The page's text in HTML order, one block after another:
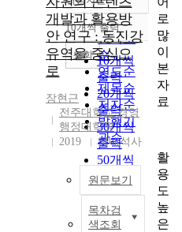
정확도
순
인기도
순
연도순
제목순
저자순
발행기
관순
내림차순
10개씩 출력
10개씩
출력
20개씩
출력
30개씩
출력
50개씩
출력
100개씩
출력
조회
개발과 활용방
안 연구 : 동진강
유역을 중심으
로
장현근
전주대학교 경영
행정대학원
2019
국내석사
원문보기
목차검
색조회
로
많
이
본
자
료
활
용
도
높
은